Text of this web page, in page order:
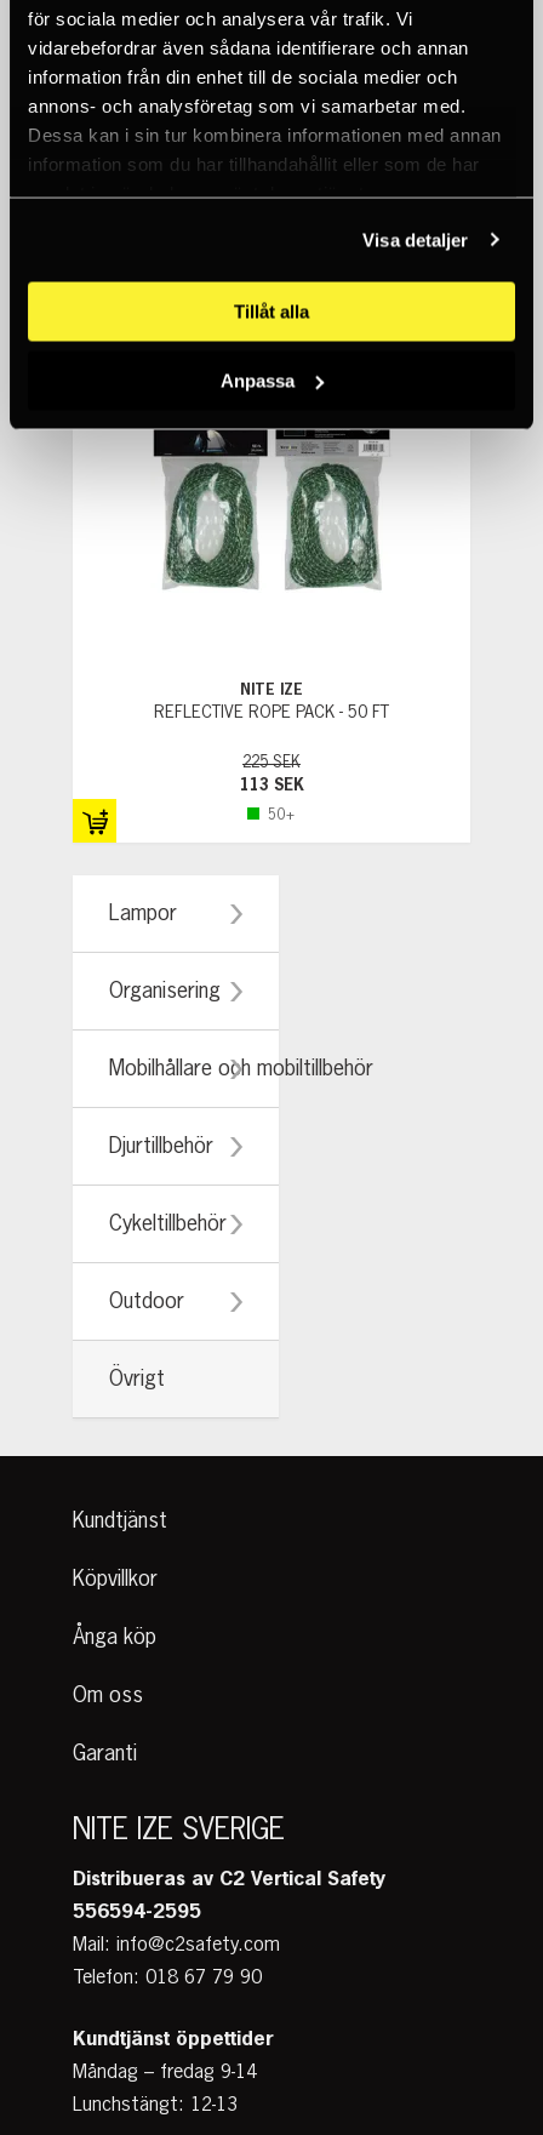
för sociala medier och analysera vår trafik. Vi
vidarebefordrar även sådana identifierare och annan
information från din enhet till de sociala medier och
annons- och analysföretag som vi samarbetar med.
Dessa kan i sin tur kombinera informationen med annan
information som du har tillhandahållit eller som de har
samlat in när du har använt deras tjänster.
Visa detaljer
Tillåt alla
Anpassa
NITE IZE
CLIP CASE HARDSHELL™ OPTICS CASE
530 SEK
NITE IZE
REFLECTIVE ROPE PACK - 50 FT
225 SEK
113 SEK
50+
Lampor
Organisering
Mobilhållare och mobiltillbehör
Djurtillbehör
Cykeltillbehör
Outdoor
Övrigt
Kundtjänst
Köpvillkor
Ånga köp
Om oss
Garanti
NITE IZE SVERIGE
Distribueras av C2 Vertical Safety
556594-2595
Mail: info@c2safety.com
Telefon: 018 67 79 90
Kundtjänst öppettider
Måndag – fredag 9-14
Lunchstängt: 12-13